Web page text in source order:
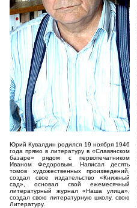
Юрий Кувалдин родился 19 ноября 1946
года прямо в литературу в «Славянском
базаре» рядом с первопечатником
Иваном Федоровым. Написал десять
томов художественных произведений,
создал свое издательство «Книжный
сад», основал свой ежемесячный
литературный журнал «Наша улица»,
создал свою литературную школу, свою
Литературу.